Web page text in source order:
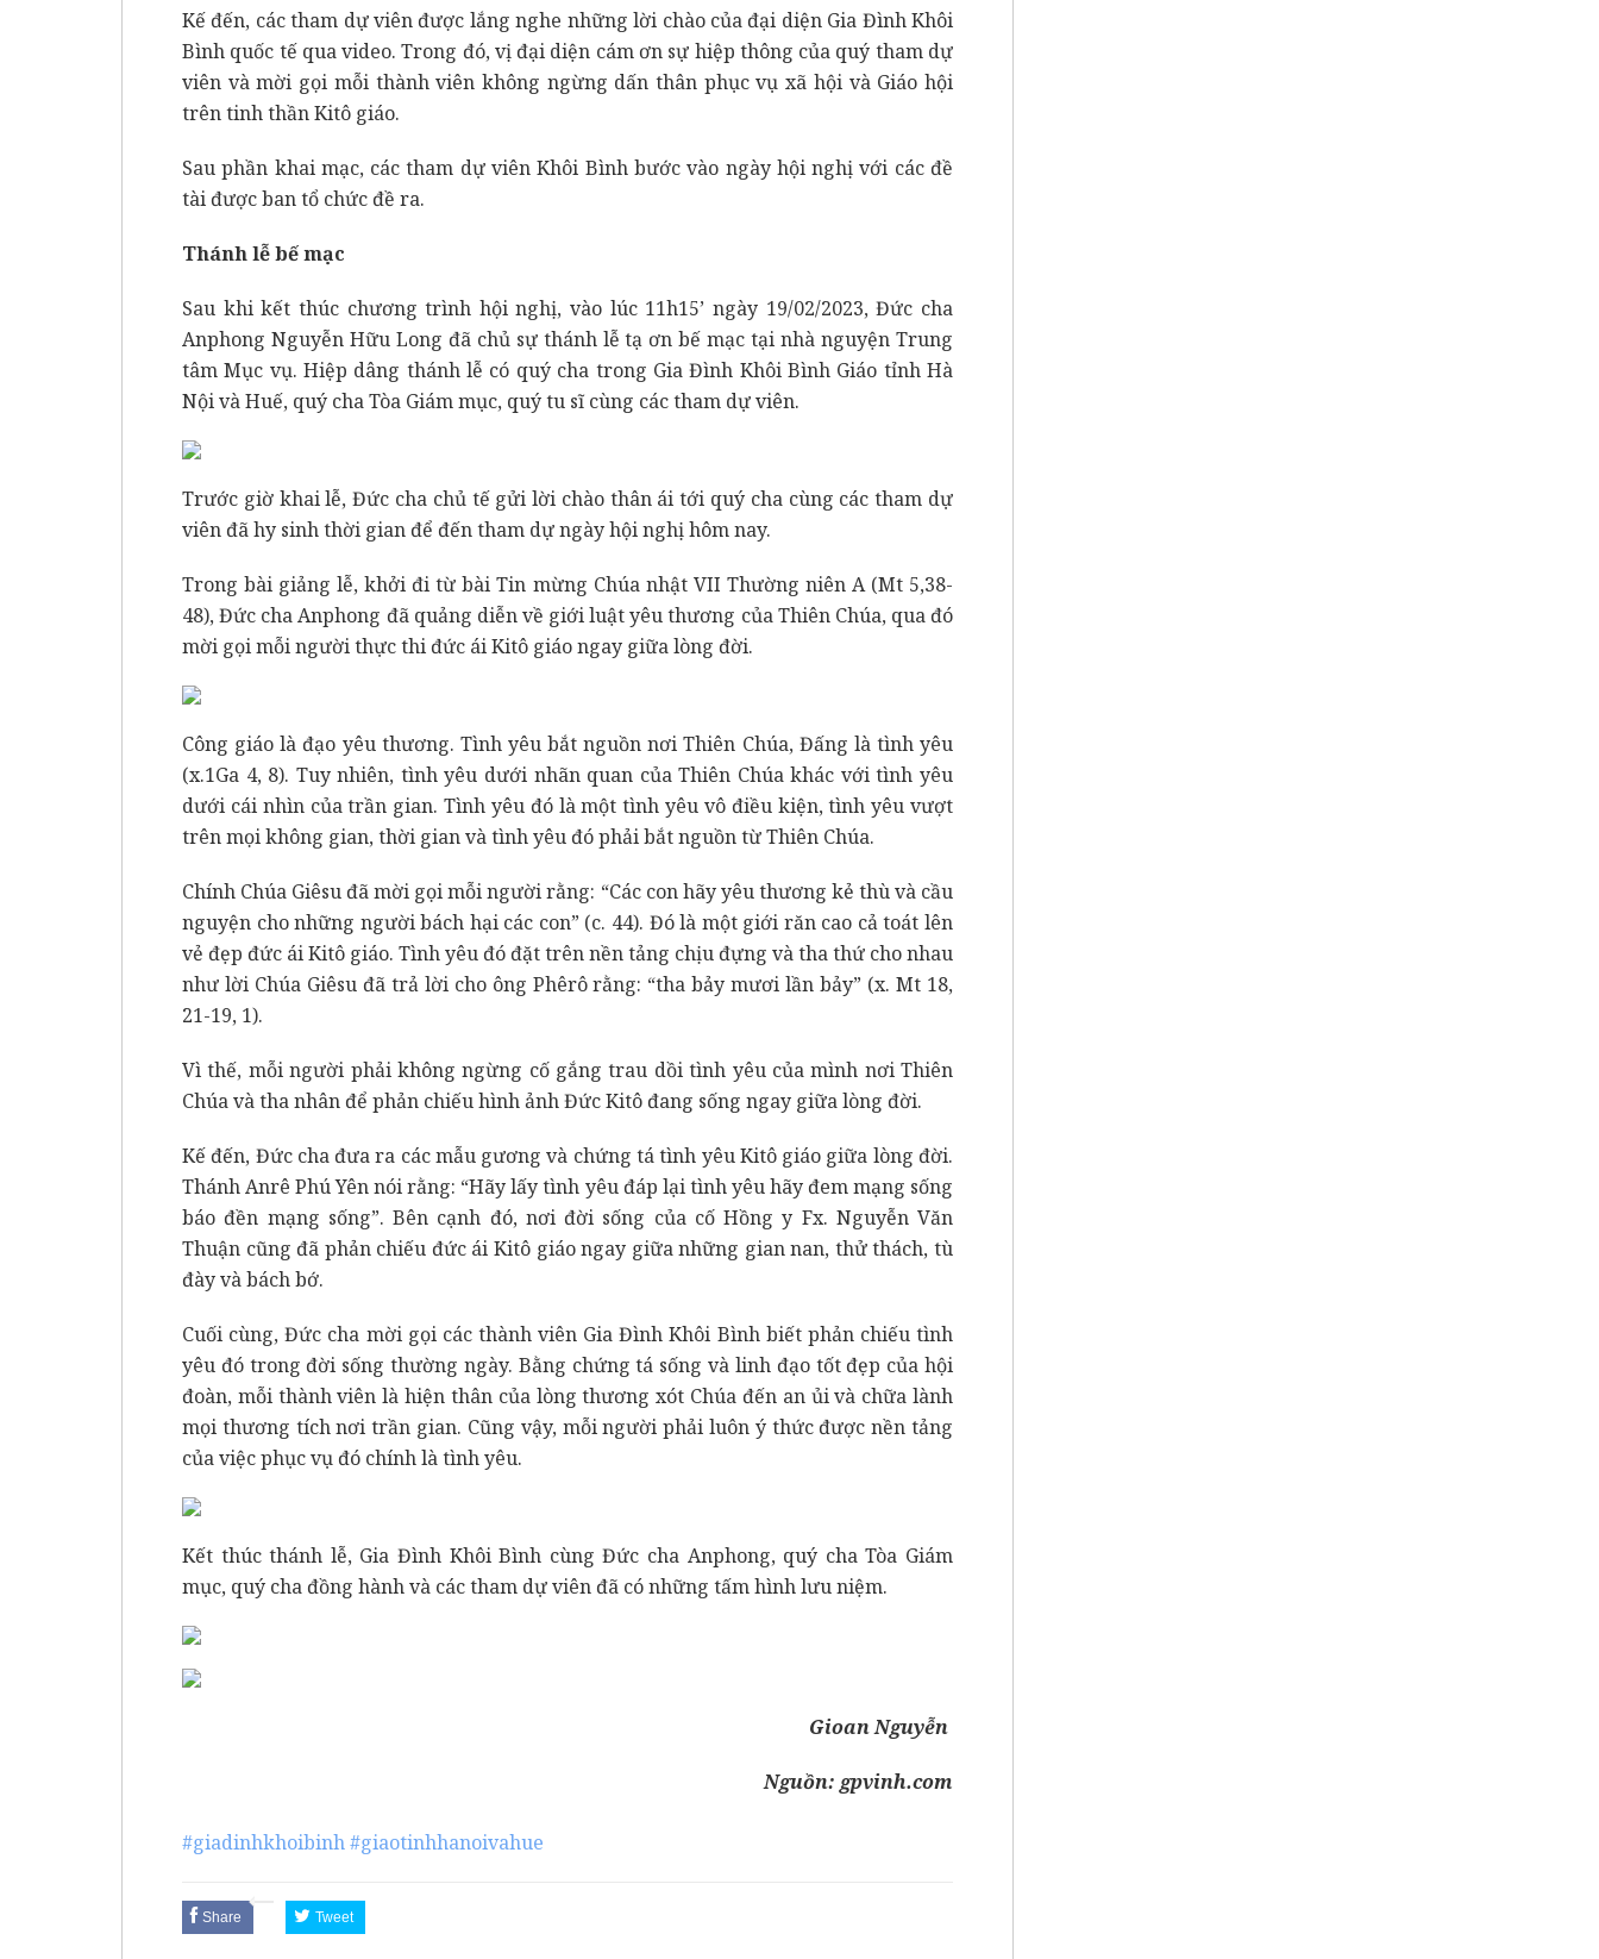
Kế đến, các tham dự viên được lắng nghe những lời chào của đại diện Gia Đình Khôi
Bình quốc tế qua video. Trong đó, vị đại diện cám ơn sự hiệp thông của quý tham dự
viên và mời gọi mỗi thành viên không ngừng dấn thân phục vụ xã hội và Giáo hội
trên tinh thần Kitô giáo.
Sau phần khai mạc, các tham dự viên Khôi Bình bước vào ngày hội nghị với các đề
tài được ban tổ chức đề ra.
Thánh lễ bế mạc
Sau khi kết thúc chương trình hội nghị, vào lúc 11h15’ ngày 19/02/2023, Đức cha
Anphong Nguyễn Hữu Long đã chủ sự thánh lễ tạ ơn bế mạc tại nhà nguyện Trung
tâm Mục vụ. Hiệp dâng thánh lễ có quý cha trong Gia Đình Khôi Bình Giáo tỉnh Hà
Nội và Huế, quý cha Tòa Giám mục, quý tu sĩ cùng các tham dự viên.
Trước giờ khai lễ, Đức cha chủ tế gửi lời chào thân ái tới quý cha cùng các tham dự
viên đã hy sinh thời gian để đến tham dự ngày hội nghị hôm nay.
Trong bài giảng lễ, khởi đi từ bài Tin mừng Chúa nhật VII Thường niên A (Mt 5,38-
48), Đức cha Anphong đã quảng diễn về giới luật yêu thương của Thiên Chúa, qua đó
mời gọi mỗi người thực thi đức ái Kitô giáo ngay giữa lòng đời.
Công giáo là đạo yêu thương. Tình yêu bắt nguồn nơi Thiên Chúa, Đấng là tình yêu
(x.1Ga 4, 8). Tuy nhiên, tình yêu dưới nhãn quan của Thiên Chúa khác với tình yêu
dưới cái nhìn của trần gian. Tình yêu đó là một tình yêu vô điều kiện, tình yêu vượt
trên mọi không gian, thời gian và tình yêu đó phải bắt nguồn từ Thiên Chúa.
Chính Chúa Giêsu đã mời gọi mỗi người rằng: “Các con hãy yêu thương kẻ thù và cầu
nguyện cho những người bách hại các con” (c. 44). Đó là một giới răn cao cả toát lên
vẻ đẹp đức ái Kitô giáo. Tình yêu đó đặt trên nền tảng chịu đựng và tha thứ cho nhau
như lời Chúa Giêsu đã trả lời cho ông Phêrô rằng: “tha bảy mươi lần bảy” (x. Mt 18,
21-19, 1).
Vì thế, mỗi người phải không ngừng cố gắng trau dồi tình yêu của mình nơi Thiên
Chúa và tha nhân để phản chiếu hình ảnh Đức Kitô đang sống ngay giữa lòng đời.
Kế đến, Đức cha đưa ra các mẫu gương và chứng tá tình yêu Kitô giáo giữa lòng đời.
Thánh Anrê Phú Yên nói rằng: “Hãy lấy tình yêu đáp lại tình yêu hãy đem mạng sống
báo đền mạng sống”. Bên cạnh đó, nơi đời sống của cố Hồng y Fx. Nguyễn Văn
Thuận cũng đã phản chiếu đức ái Kitô giáo ngay giữa những gian nan, thử thách, tù
đày và bách bớ.
Cuối cùng, Đức cha mời gọi các thành viên Gia Đình Khôi Bình biết phản chiếu tình
yêu đó trong đời sống thường ngày. Bằng chứng tá sống và linh đạo tốt đẹp của hội
đoàn, mỗi thành viên là hiện thân của lòng thương xót Chúa đến an ủi và chữa lành
mọi thương tích nơi trần gian. Cũng vậy, mỗi người phải luôn ý thức được nền tảng
của việc phục vụ đó chính là tình yêu.
Kết thúc thánh lễ, Gia Đình Khôi Bình cùng Đức cha Anphong, quý cha Tòa Giám
mục, quý cha đồng hành và các tham dự viên đã có những tấm hình lưu niệm.
Gioan Nguyễn
Nguồn: gpvinh.com
#giadinhkhoibinh#giaotinhhanoivahue
Share Tweet